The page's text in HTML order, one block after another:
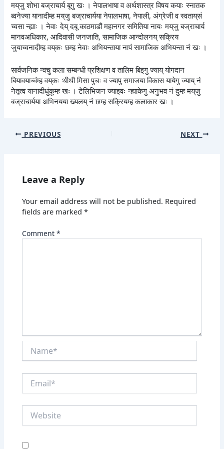
मय्‌जु शोभा बज्राचार्य बूगु खः । नेपालभाषा व अर्थशास्त्र विषय कयाः स्नातक
ब्वनेज्या यानादीम्ह मय्‌जु बज्राचार्यया नेपालभाषा, नेपाली, अंग्रेजी व स्वताय्‌सं
च्वसा न्ह्याः । नेवाः देय् दबू काठमाडौं महानगर समितिया नायः मय्‌जु बज्राचार्य
मानवअधिकार, आदिवासी जनजाति, सामाजिक आन्दोलनय् सक्रिय
जुयाच्वनादीम्ह वय्‌कः छम्ह नेवाः अभियन्ताया नापं सामाजिक अभियन्ता नं खः ।
सार्वजनिक न्वचु कला सम्बन्धी प्रशिक्षण व तालिम बिइगु ज्याय् योगदान
बियावयाच्वंम्ह वय्‌कः थीथी मिसा पुचः व ज्यापु समाजया विकास यायेगु ज्याय् नं
नेतृत्व यानादीधुंकूम्ह खः । टेलिभिजन ज्याझ्वः न्ह्याकेगु अनुभव नं दुम्ह मय्‌जु
बज्राचार्यया अभिनयया ख्यलय् नं छम्ह सक्रियम्ह कलाकार खः ।
PREVIOUS NEXT
Leave a Reply
Your email address will not be published. Required
fields are marked*
Comment*